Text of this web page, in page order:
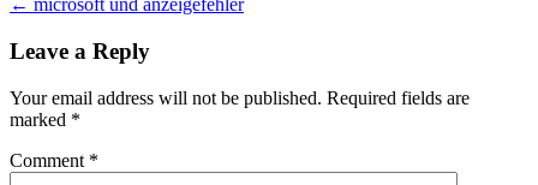
navigation
← microsoft und anzeigefehler
Leave a Reply
Your email address will not be published. Required fields are
marked *
Comment *